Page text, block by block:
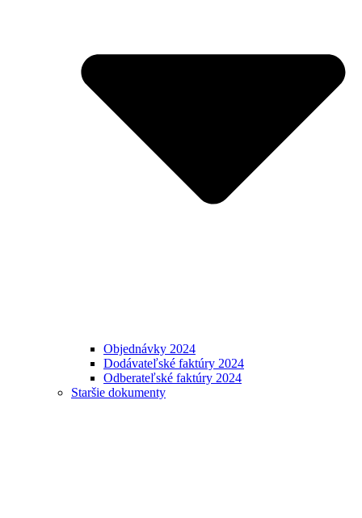
Objednávky 2024
Dodávateľské faktúry 2024
Odberateľské faktúry 2024
Staršie dokumenty